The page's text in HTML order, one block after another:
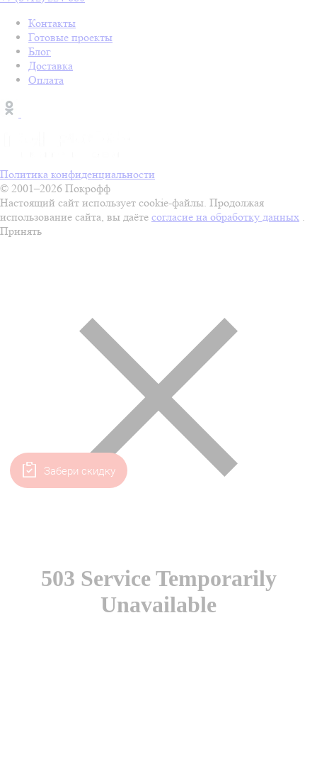
Контакты
Готовые проекты
Блог
Доставка
Оплата
Политика конфиденциальности
© 2001–2026 Покрофф
Настоящий сайт использует cookie-файлы. Продолжая
использование сайта, вы даёте согласие на обработку данных .
Принять
Забери скидку